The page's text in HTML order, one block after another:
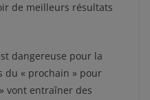
de meilleurs résultats
dangereuse pour la
du « prochain » pour
vont entraîner des